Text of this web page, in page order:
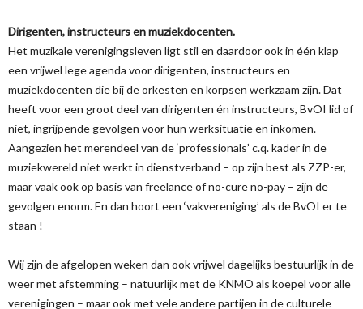
Dirigenten, instructeurs en muziekdocenten.
Het muzikale verenigingsleven ligt stil en daardoor ook in één klap
een vrijwel lege agenda voor dirigenten, instructeurs en
muziekdocenten die bij de orkesten en korpsen werkzaam zijn. Dat
heeft voor een groot deel van dirigenten én instructeurs, BvOI lid of
niet, ingrijpende gevolgen voor hun werksituatie en inkomen.
Aangezien het merendeel van de ‘professionals’ c.q. kader in de
muziekwereld niet werkt in dienstverband – op zijn best als ZZP-er,
maar vaak ook op basis van freelance of no-cure no-pay – zijn de
gevolgen enorm. En dan hoort een ‘vakvereniging’ als de BvOI er te
staan !
Wij zijn de afgelopen weken dan ook vrijwel dagelijks bestuurlijk in de
weer met afstemming – natuurlijk met de KNMO als koepel voor alle
verenigingen – maar ook met vele andere partijen in de culturele